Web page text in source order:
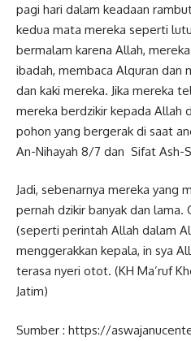
pagi hari dalam keadaan
kedua mata mereka seperti
bermalam karena Allah,
ibadah, membaca Alquran dan
dan kaki mereka. Jika mereka
mereka berdzikir kepada Allah
pohon yang bergerak di saat
An-Nihayah 8/7 dan Sifat Ash-
Jadi, sebenarnya mereka yang
pernah dzikir banyak dan lama.
(seperti perintah Allah dalam
menggerakkan kepala, in sya
terasa nyeri otot. (KH Ma’ruf
Jatim)
Sumber : https://